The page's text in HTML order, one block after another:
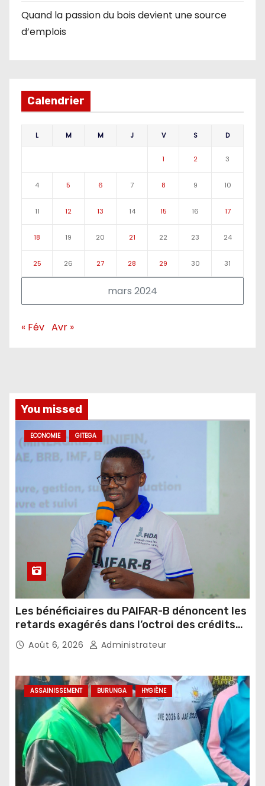
Quand la passion du bois devient une source
d’emplois
Calendrier
mars 2024
L M M J V S D
1 2 3
4 5 6 7 8 9 10
11 12 13 14 15 16 17
18 19 20 21 22 23 24
25 26 27 28 29 30 31
« Fév Avr »
You missed
ECONOMIE GITEGA
Les bénéficiaires du PAIFAR-B dénoncent les
retards exagérés dans l’octroi des crédits
agricoles
Août 6, 2026 Administrateur
ASSAINISSEMENT BURUNGA HYGIÈNE